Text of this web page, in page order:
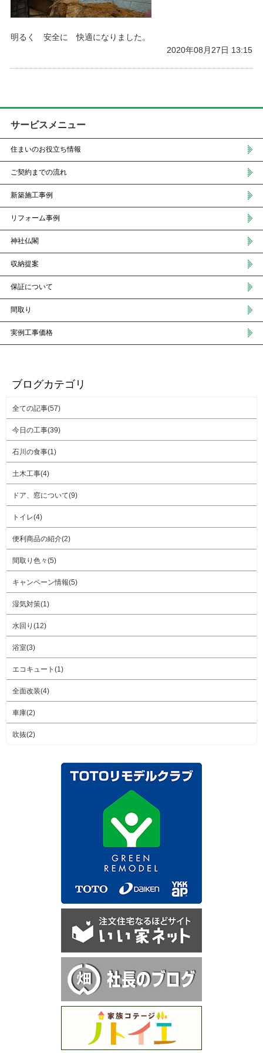
明るく 安全に 快適になりました。
2020年08月27日 13:15
サービスメニュー
住まいのお役立ち情報
ご契約までの流れ
新築施工事例
リフォーム事例
神社仏閣
収納提案
保証について
間取り
実例工事価格
ブログカテゴリ
全ての記事(57)
今日の工事(39)
石川の食事(1)
土木工事(4)
ドア、窓について(9)
トイレ(4)
便利商品の紹介(2)
間取り色々(5)
キャンペーン情報(5)
湿気対策(1)
水回り(12)
浴室(3)
エコキュート(1)
全面改装(4)
車庫(2)
吹抜(2)